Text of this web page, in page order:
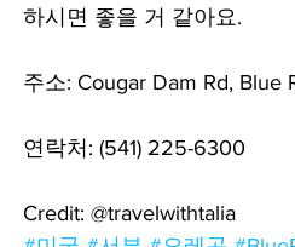
하시면 좋을 거 같아요.
주소: Cougar Dam Rd, Blue
연락처: (541) 225-6300
Credit: @travelwithtalia